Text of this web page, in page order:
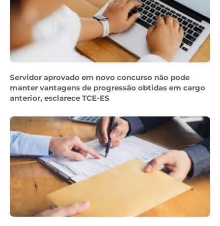
Servidor aprovado em novo concurso não pode
manter vantagens de progressão obtidas em cargo
anterior, esclarece TCE-ES